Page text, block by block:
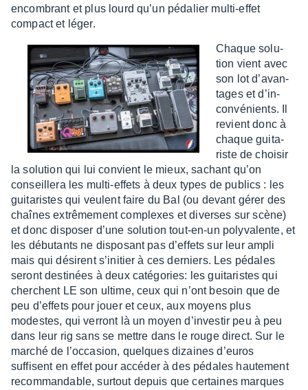
encom­brant et plus lourd qu’un péda­lier multi-effet
compact et léger.
Chaque solu­
tion vient avec
son lot d’avan­
tages et d’in­
con­vé­nients. Il
revient donc à
chaque guita­
riste de choi­sir
la solu­tion qui lui convient le mieux, sachant qu’on
conseillera les multi-effets à deux types de publics : les
guita­ristes qui veulent faire du Bal (ou devant gérer des
chaînes extrê­me­ment complexes et diverses sur scène)
et donc dispo­ser d’une solu­tion tout-en-un poly­va­lente, et
les débu­tants ne dispo­sant pas d’ef­fets sur leur ampli
mais qui dési­rent s’ini­tier à ces derniers. Les pédales
seront desti­nées à deux caté­go­ries: les guita­ristes qui
cherchent LE son ultime, ceux qui n’ont besoin que de
peu d’ef­fets pour jouer et ceux, aux moyens plus
modestes, qui verront là un moyen d’in­ves­tir peu à peu
dans leur rig sans se mettre dans le rouge direct. Sur le
marché de l’oc­ca­sion, quelques dizaines d’eu­ros
suffisent en effet pour accé­der à des pédales haute­ment
recom­man­dable, surtout depuis que certaines marques